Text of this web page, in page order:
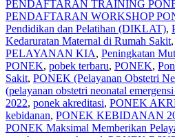
PENDAFTARAN TRAINING
PENDAFTARAN WORKSHOP
Pendidikan dan Pelatihan (DIKLAT),
Kedaruratan Maternal di Rumah Sakit,
PELAYANAN KIA, Peningkatan
PONEK, pobek terbaru, PONEK,
Sakit, PONEK (Pelayanan Obstetri
(pelayanan obstetri neonatal
2022, ponek akreditasi, PONEK
kebidanan, PONEK KEBIDANAN
PONEK Maksimal Memberikan